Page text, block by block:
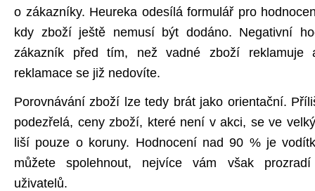
o zákazníky. Heureka odesílá formulář pro
kdy zboží ještě nemusí být dodáno. Negativní
zákazník před tím, než vadné zboží reklamuje
reklamace se již nedovíte.
Porovnávání zboží lze tedy brát jako orientační.
podezřelá, ceny zboží, které není v akci, se ve
liší pouze o koruny. Hodnocení nad 90 % je
můžete spolehnout, nejvíce vám však prozradí
uživatelů.